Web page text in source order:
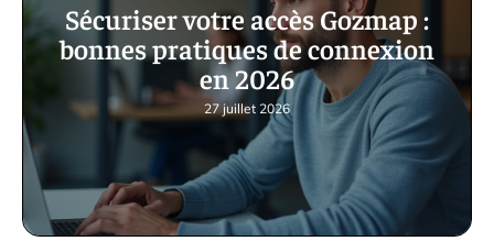
Sécuriser votre accès Gozmap :
bonnes pratiques de connexion
en 2026
27 juillet 2026